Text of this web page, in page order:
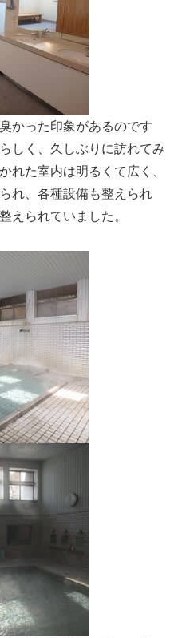
かった印象があるのです
しく、久しぶりに訪れてみ
れた室内は明るくて広く、
れ、各種設備も整えられ
えられていました。